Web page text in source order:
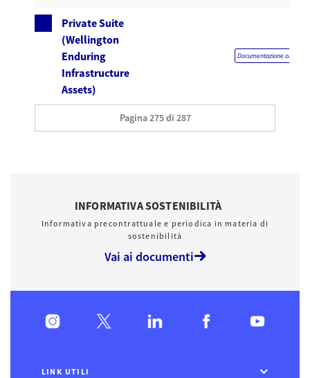
Private Suite
(Wellington
Enduring
Infrastructure
Assets)
Documentazione
Pagina 275 di 287
INFORMATIVA SOSTENIBILITÀ
Informativa precontrattuale e periodica in materia di
sostenibilità
Vai ai documenti
LINK UTILI